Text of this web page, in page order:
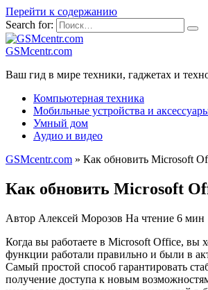
Перейти к содержанию
Search for:
GSMcentr.com
Ваш гид в мире техники, гаджетах и
Компьютерная техника
Мобильные устройства и
Умный дом
Аудио и видео
GSMcentr.com » Как обновить Microsoft
Как обновить Microsoft
Автор Алексей Морозов На чтение 6 мин
Когда вы работаете в Microsoft Office, вы
функции работали правильно и были в
Самый простой способ гарантировать
получение доступа к новым